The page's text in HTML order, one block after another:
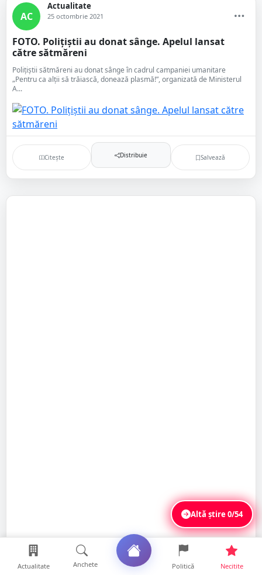
AC
Actualitate
25 octombrie 2021
FOTO. Polițiștii au donat sânge. Apelul lansat
către sătmăreni
Polițiștii sătmăreni au donat sânge în cadrul campaniei umanitare
„Pentru ca alții să trăiască, donează plasmă!”, organizată de Ministerul
A...
Citește Distribuie Salvează
Altă știre0/54
Actualitate Anchete Politică Necitite